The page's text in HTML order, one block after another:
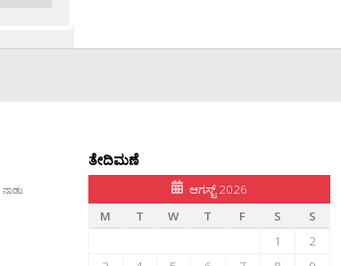
ನಾಡು
ತೇದಿಮಣೆ
ಆಗಸ್ಟ್ 2026
M
T W T F S
S
1
2